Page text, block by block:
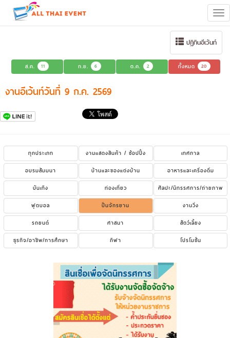
ปฏิทินอีเว้นท์
ส.ค. 11 ก.ย. 6 ต.ค. 2 ทั้งหมด 20
งานอีเว้นท์วันที่ 9 ก.ค. 2569
ทุกประเภท งานแสดงสินค้า / ช้อปปิ้ง
เทศกาล
อบรมสัมมนา
บ้านและของแต่งบ้าน
อาหารและเครื่องดื่ม
บันเทิง
ท่องเที่ยว
ศิลปะ/นิทรรศการ/ถ่ายภาพ
ฟุตบอล
ปั่นจักรยาน
งานวิ่ง
รถยนต์
ศาสนา
สัตว์เลี้ยง
ธุรกิจ/อาชีพ/การศึกษา
กีฬา โปรโมชั่น